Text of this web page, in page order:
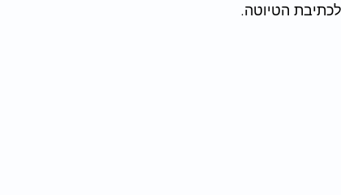
הטיוטה.